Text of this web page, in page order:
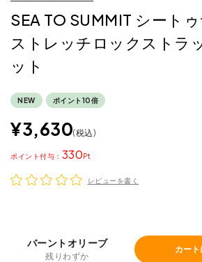
SEA TO SUMMIT シート
ストレッチロックストラ
ット
NEW ポイント10倍
¥3,630 税込
330
ポイント
レビューを書く
バーントオリーブ
残りわずか
カー